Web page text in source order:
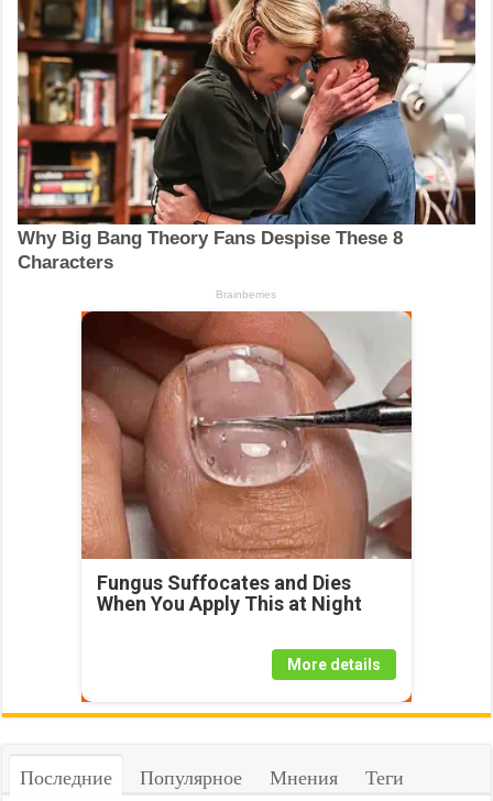
Fungus Suffocates and Dies
When You Apply This at Night
More details
Последние Популярное Мнения Теги